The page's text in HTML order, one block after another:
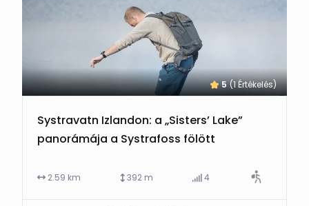
5 (1 Értékelés)
Systravatn Izlandon: a „Sisters’ Lake”
panorámája a Systrafoss fölött
2.59 km 392 m 4